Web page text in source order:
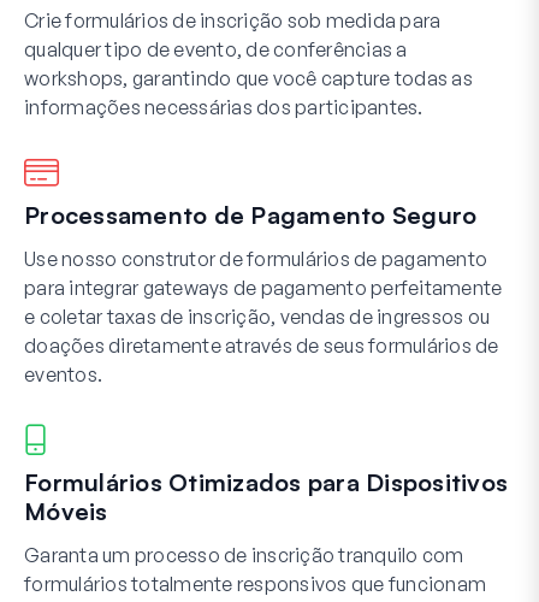
Crie formulários de inscrição sob medida para
qualquer tipo de evento, de conferências a
workshops, garantindo que você capture todas as
informações necessárias dos participantes.
Processamento de Pagamento Seguro
Use nosso construtor de formulários de pagamento
para integrar gateways de pagamento perfeitamente
e coletar taxas de inscrição, vendas de ingressos ou
doações diretamente através de seus formulários de
eventos.
Formulários Otimizados para Dispositivos
Móveis
Garanta um processo de inscrição tranquilo com
formulários totalmente responsivos que funcionam